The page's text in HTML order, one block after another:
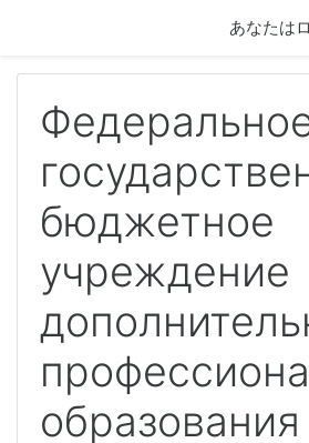
あなたは
бюджетное
учреждение
образования